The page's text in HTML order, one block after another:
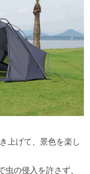
上げて、景色を楽し
の侵入を許さず、